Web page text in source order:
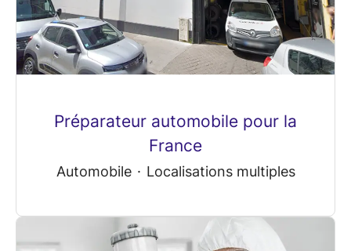
Préparateur automobile pour la
France
Automobile · Localisations multiples